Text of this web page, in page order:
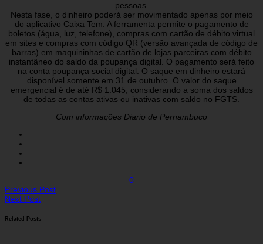
pessoas.
Nesta fase, o dinheiro poderá ser movimentado apenas por meio
do aplicativo Caixa Tem. A ferramenta permite o pagamento de
boletos (água, luz, telefone), compras com cartão de débito virtual
em sites e compras com código QR (versão avançada de código de
barras) em maquininhas de cartão de lojas parceiras com débito
instantâneo do saldo da poupança digital. O pagamento será feito
na conta poupança social digital. O saque em dinheiro estará
disponível somente em 31 de outubro. O valor do saque
emergencial é de até R$ 1.045, considerando a soma dos saldos
de todas as contas ativas ou inativas com saldo no FGTS.
Com informações Diario de Pernambuco
0
Previous Post
Next Post
Related Posts